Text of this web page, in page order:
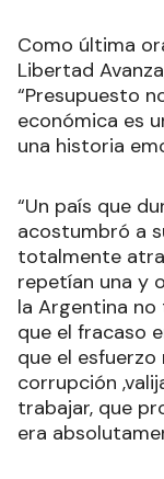
Como última
Libertad
“Presupuesto
económica es
una historia
“Un país que
acostumbró a
totalmente
repetían una y
la Argentina no
que el fracaso
que el esfuerzo
corrupción
trabajar, que
era